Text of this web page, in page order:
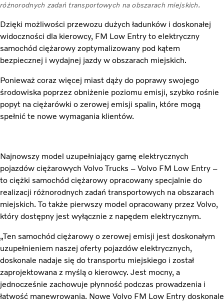
różnorodnych zadań transportowych na obszarach miejskich.
Dzięki możliwości przewozu dużych ładunków i doskonałej
widoczności dla kierowcy, FM Low Entry to elektryczny
samochód ciężarowy zoptymalizowany pod kątem
bezpiecznej i wydajnej jazdy w obszarach miejskich.
Ponieważ coraz więcej miast dąży do poprawy swojego
środowiska poprzez obniżenie poziomu emisji, szybko rośnie
popyt na ciężarówki o zerowej emisji spalin, które mogą
spełnić te nowe wymagania klientów.
Najnowszy model uzupełniający gamę elektrycznych
pojazdów ciężarowych Volvo Trucks – Volvo FM Low Entry –
to ciężki samochód ciężarowy opracowany specjalnie do
realizacji różnorodnych zadań transportowych na obszarach
miejskich. To także pierwszy model opracowany przez Volvo,
który dostępny jest wyłącznie z napędem elektrycznym.
„Ten samochód ciężarowy o zerowej emisji jest doskonałym
uzupełnieniem naszej oferty pojazdów elektrycznych,
doskonale nadaje się do transportu miejskiego i został
zaprojektowana z myślą o kierowcy. Jest mocny, a
jednocześnie zachowuje płynność podczas prowadzenia i
łatwość manewrowania. Nowe Volvo FM Low Entry doskonale